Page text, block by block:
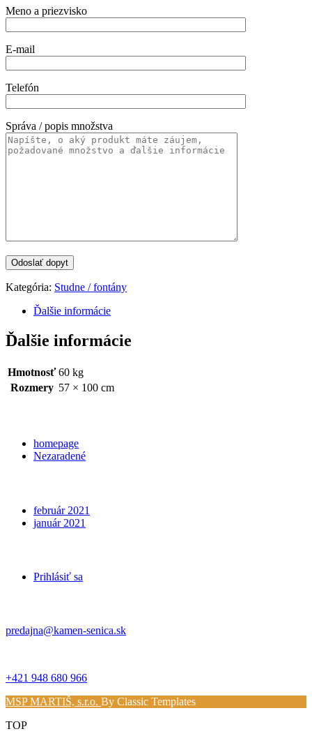
Meno a priezvisko
E-mail
Telefón
Správa / popis množstva
Kategória: Studne / fontány
Ďalšie informácie
Ďalšie informácie
Hmotnosť 60 kg
Rozmery 57 × 100 cm
homepage
Nezaradené
február 2021
január 2021
Prihlásiť sa
predajna@kamen-senica.sk
+421 948 680 966
MSP MARTIŠ, s.r.o. By Classic Templates
TOP